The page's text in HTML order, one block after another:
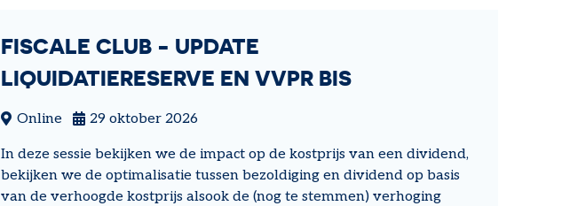
FISCALE CLUB - UPDATE
LIQUIDATIERESERVE EN VVPR BIS
Online 29 oktober 2026
In deze sessie bekijken we de impact op de kostprijs van een dividend,
bekijken we de optimalisatie tussen bezoldiging en dividend op basis
van de verhoogde kostprijs alsook de (nog te stemmen) verhoging